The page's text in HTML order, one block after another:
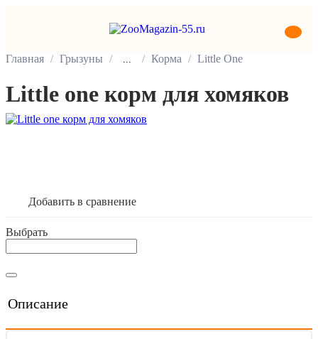
Главная Грызуны ... Корма Little One
Little one корм для хомяков
Добавить в сравнение
Выбрать
Описание